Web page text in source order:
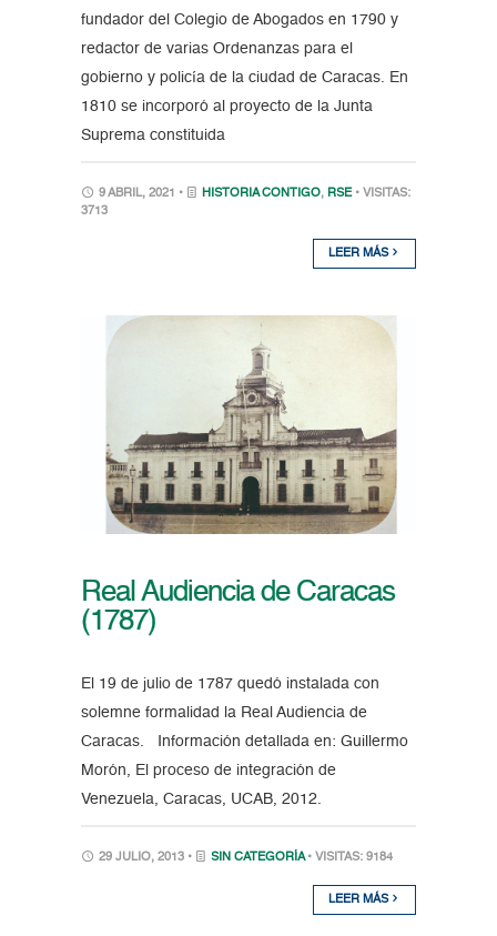
fundador del Colegio de Abogados en 1790 y
redactor de varias Ordenanzas para el
gobierno y policía de la ciudad de Caracas. En
1810 se incorporó al proyecto de la Junta
Suprema constituida
9 ABRIL, 2021 • HISTORIA CONTIGO, RSE • VISITAS:
3713
LEER MÁS
Real Audiencia de Caracas
(1787)
El 19 de julio de 1787 quedó instalada con
solemne formalidad la Real Audiencia de
Caracas. Información detallada en: Guillermo
Morón, El proceso de integración de
Venezuela, Caracas, UCAB, 2012.
29 JULIO, 2013 • SIN CATEGORÍA • VISITAS: 9184
LEER MÁS